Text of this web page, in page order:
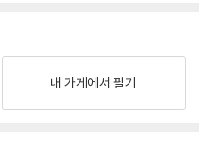
내 가게에서 팔기